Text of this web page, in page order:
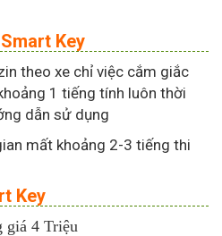
Key
theo xe chỉ việc cắm giắc
1 tiếng tính luôn thời
dẫn sử dụng
mất khoảng 2-3 tiếng thi
Key
giá 4 Triệu